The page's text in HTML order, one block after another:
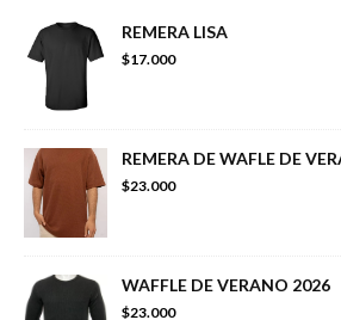
REMERA LISA
$17.000
REMERA DE WAFLE DE
$23.000
WAFFLE DE VERANO 2026
$23.000